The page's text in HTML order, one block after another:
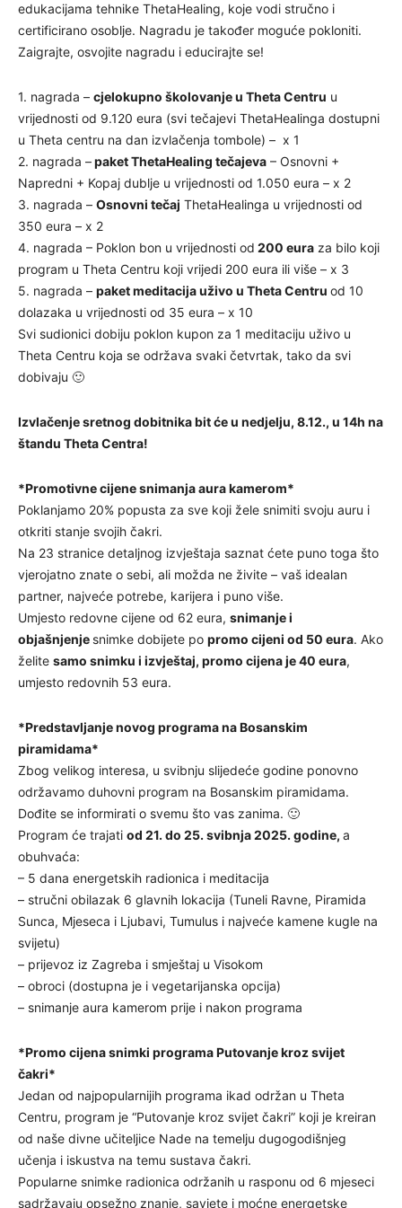
edukacijama tehnike ThetaHealing, koje vodi stručno i
certificirano osoblje. Nagradu je također moguće pokloniti.
Zaigrajte, osvojite nagradu i educirajte se!
1. nagrada – cjelokupno školovanje u Theta Centru u
vrijednosti od 9.120 eura (svi tečajevi ThetaHealinga dostupni
u Theta centru na dan izvlačenja tombole) – x 1
2. nagrada –paket ThetaHealing tečajeva – Osnovni +
Napredni + Kopaj dublje u vrijednosti od 1.050 eura – x 2
3. nagrada – Osnovni tečaj ThetaHealinga u vrijednosti od
350 eura – x 2
4. nagrada – Poklon bon u vrijednosti od 200 eura za bilo koji
program u Theta Centru koji vrijedi 200 eura ili više – x 3
5. nagrada – paket meditacija uživo u Theta Centru od 10
dolazaka u vrijednosti od 35 eura – x 10
Svi sudionici dobiju poklon kupon za 1 meditaciju uživo u
Theta Centru koja se održava svaki četvrtak, tako da svi
dobivaju 🙂
Izvlačenje sretnog dobitnika bit će u nedjelju, 8.12., u 14h na
štandu Theta Centra!
*Promotivne cijene snimanja aura kamerom*
Poklanjamo 20% popusta za sve koji žele snimiti svoju auru i
otkriti stanje svojih čakri.
Na 23 stranice detaljnog izvještaja saznat ćete puno toga što
vjerojatno znate o sebi, ali možda ne živite – vaš idealan
partner, najveće potrebe, karijera i puno više.
Umjesto redovne cijene od 62 eura, snimanje i
objašnjenje snimke dobijete po promo cijeni od 50 eura. Ako
želite samo snimku i izvještaj, promo cijena je 40 eura,
umjesto redovnih 53 eura.
*Predstavljanje novog programa na Bosanskim
piramidama*
Zbog velikog interesa, u svibnju slijedeće godine ponovno
održavamo duhovni program na Bosanskim piramidama.
Dođite se informirati o svemu što vas zanima. 🙂
Program će trajati od 21. do 25. svibnja 2025. godine, a
obuhvaća:
– 5 dana energetskih radionica i meditacija
– stručni obilazak 6 glavnih lokacija (Tuneli Ravne, Piramida
Sunca, Mjeseca i Ljubavi, Tumulus i najveće kamene kugle na
svijetu)
– prijevoz iz Zagreba i smještaj u Visokom
– obroci (dostupna je i vegetarijanska opcija)
– snimanje aura kamerom prije i nakon programa
*Promo cijena snimki programa Putovanje kroz svijet
čakri*
Jedan od najpopularnijih programa ikad održan u Theta
Centru, program je “Putovanje kroz svijet čakri” koji je kreiran
od naše divne učiteljice Nade na temelju dugogodišnjeg
učenja i iskustva na temu sustava čakri.
Popularne snimke radionica održanih u rasponu od 6 mjeseci
sadržavaju opsežno znanje, savjete i moćne energetske